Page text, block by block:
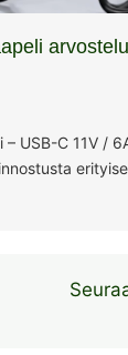
USB-C 11V /